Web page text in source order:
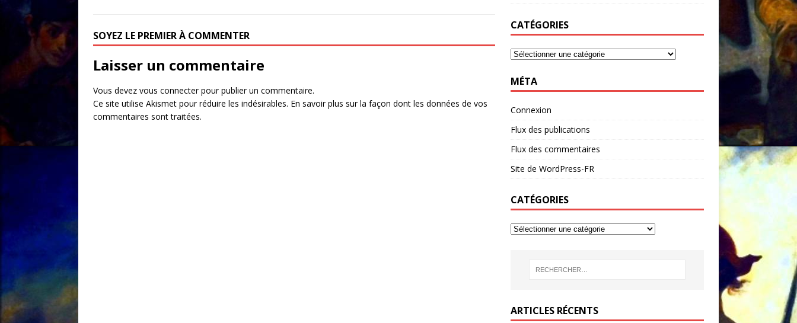
SOYEZ LE PREMIER À COMMENTER
Laisser un commentaire
Vous devez vous connecterpour publier un commentaire.
Ce site utilise Akismet pour réduire les indésirables. En savoir plus sur la façon dont les données de vos
commentaires sont traitées.
CATÉGORIES
MÉTA
Connexion
Flux des publications
Flux des commentaires
Site de WordPress-FR
CATÉGORIES
ARTICLES RÉCENTS